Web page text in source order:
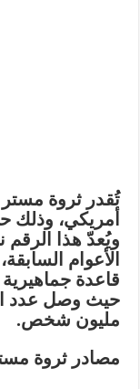
تُقدر ثروة
أمريكي
ويُعدّ هذا
الأعوام
قاعدة
حيث وصل عدد
مليون شخص.
مصادر ثروة